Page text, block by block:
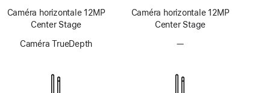
Caméra horizontale 12MP
Center Stage
Caméra TrueDepth
Caméra horizontale 12MP
Center Stage
—Pas
TrueDepth